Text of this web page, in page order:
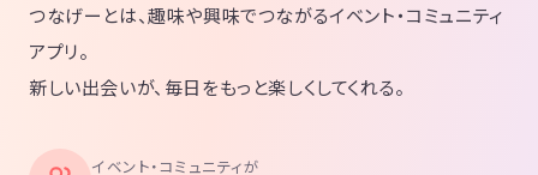
つなげーとは、趣味や興味でつながるイベント・コミュニティ
アプリ。
新しい出会いが、毎日をもっと楽しくしてくれる。
イベント・コミュニティが